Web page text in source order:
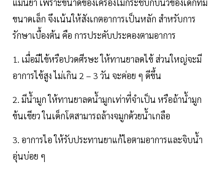
ขนาดเล็ก จึงเน้นให้สังเกตอาการเป็นหลัก สำหรับการ
รักษาเบื้องต้น คือ การประคับประคองตามอาการ
1. เมื่อมีไข้หรือปวดศีรษะ ให้ทานยาลดไข้ ส่วนใหญ่จะมี
อาการไข้สูง ไม่เกิน 2 – 3 วัน จะค่อย ๆ ดีขึ้น
2. มีน้ำมูก ให้ทานยาลดน้ำมูกเท่าที่จำเป็น หรือถ้าน้ำมูก
ข้นเขียว ในเด็กโตสามารถล้างจมูกด้วยน้ำเกลือ
3. อาการไอ ให้รับประทานยาแก้ไอตามอาการและจิบน้ำ
อุ่นบ่อย ๆ